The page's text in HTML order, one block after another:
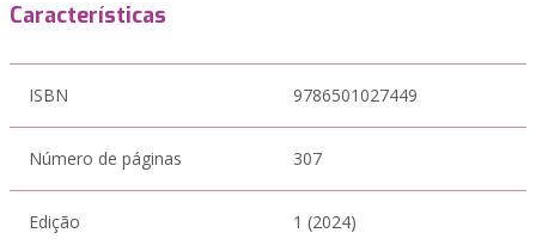
Características
ISBN 9786501027449
Número de páginas 307
Edição 1 (2024)